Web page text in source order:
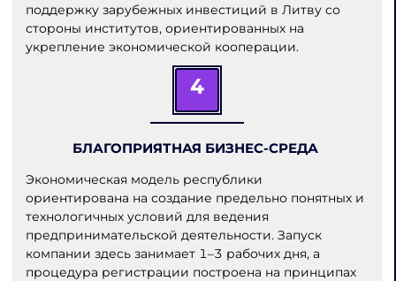
поддержку зарубежных инвестиций в Литву со
стороны институтов, ориентированных на
укрепление экономической кооперации.
4
БЛАГОПРИЯТНАЯ БИЗНЕС-СРЕДА
Экономическая модель республики
ориентирована на создание предельно понятных и
технологичных условий для ведения
предпринимательской деятельности. Запуск
компании здесь занимает 1–3 рабочих дня, а
процедура регистрации построена на принципах